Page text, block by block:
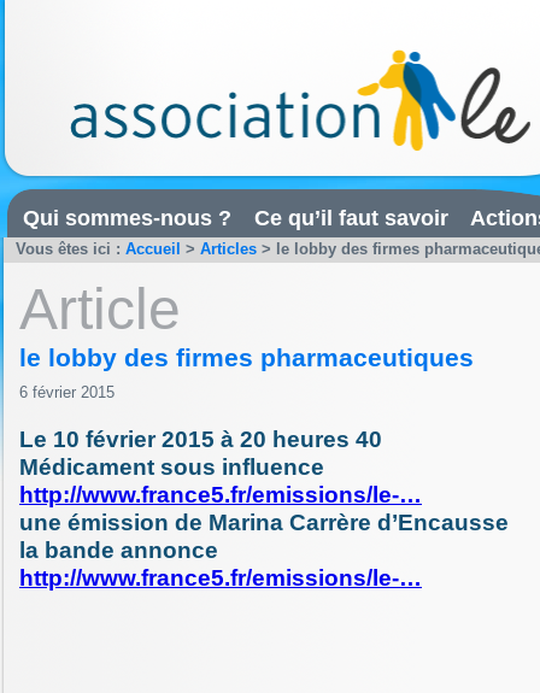
Qui sommes-nous ? Ce qu’il faut savoir
Vous êtes ici : Accueil > Articles > le lobby des firmes
Article
le lobby des firmes pharmaceutiques
6 février 2015
Le 10 février 2015 à 20 heures 40
Médicament sous influence
http://www.france5.fr/emissions/le-…
une émission de Marina Carrère d’Encausse
la bande annonce
http://www.france5.fr/emissions/le-…